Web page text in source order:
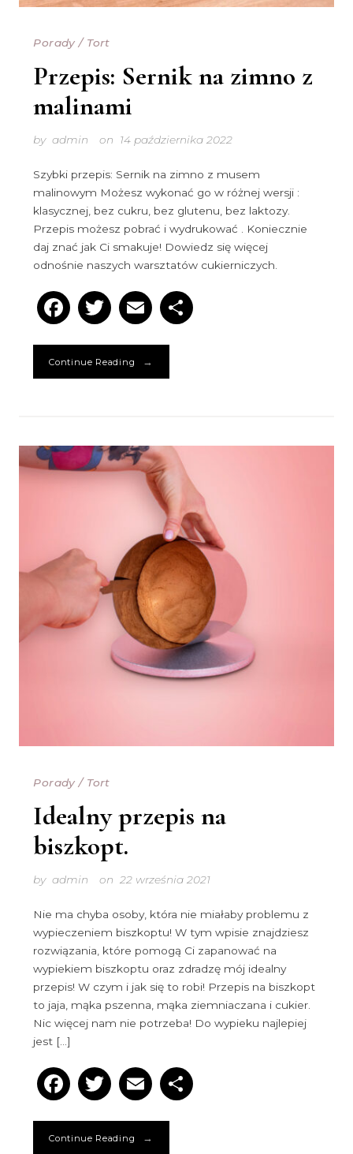
Porady / Tort
Przepis: Sernik na zimno z
malinami
by admin on 14 października 2022
Szybki przepis: Sernik na zimno z musem
malinowym Możesz wykonać go w różnej wersji :
klasycznej, bez cukru, bez glutenu, bez laktozy.
Przepis możesz pobrać i wydrukować . Koniecznie
daj znać jak Ci smakuje! Dowiedz się więcej
odnośnie naszych warsztatów cukierniczych.
Facebook
Twitter
Email
Continue Reading →
Porady / Tort
Idealny przepis na
biszkopt.
by admin on 22 września 2021
Nie ma chyba osoby, która nie miałaby problemu z
wypieczeniem biszkoptu! W tym wpisie znajdziesz
rozwiązania, które pomogą Ci zapanować na
wypiekiem biszkoptu oraz zdradzę mój idealny
przepis! W czym i jak się to robi! Przepis na biszkopt
to jaja, mąka pszenna, mąka ziemniaczana i cukier.
Nic więcej nam nie potrzeba! Do wypieku najlepiej
jest […]
Facebook
Twitter
Email
Continue Reading →